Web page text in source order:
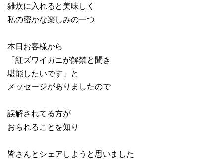
雑炊に入れると美味しく
私の密かな楽しみの一つ
本日お客様から
「紅ズワイガニが解禁と聞き
堪能したいです」と
メッセージがありましたので
誤解されてる方が
おられることを知り
皆さんとシェアしようと思いました